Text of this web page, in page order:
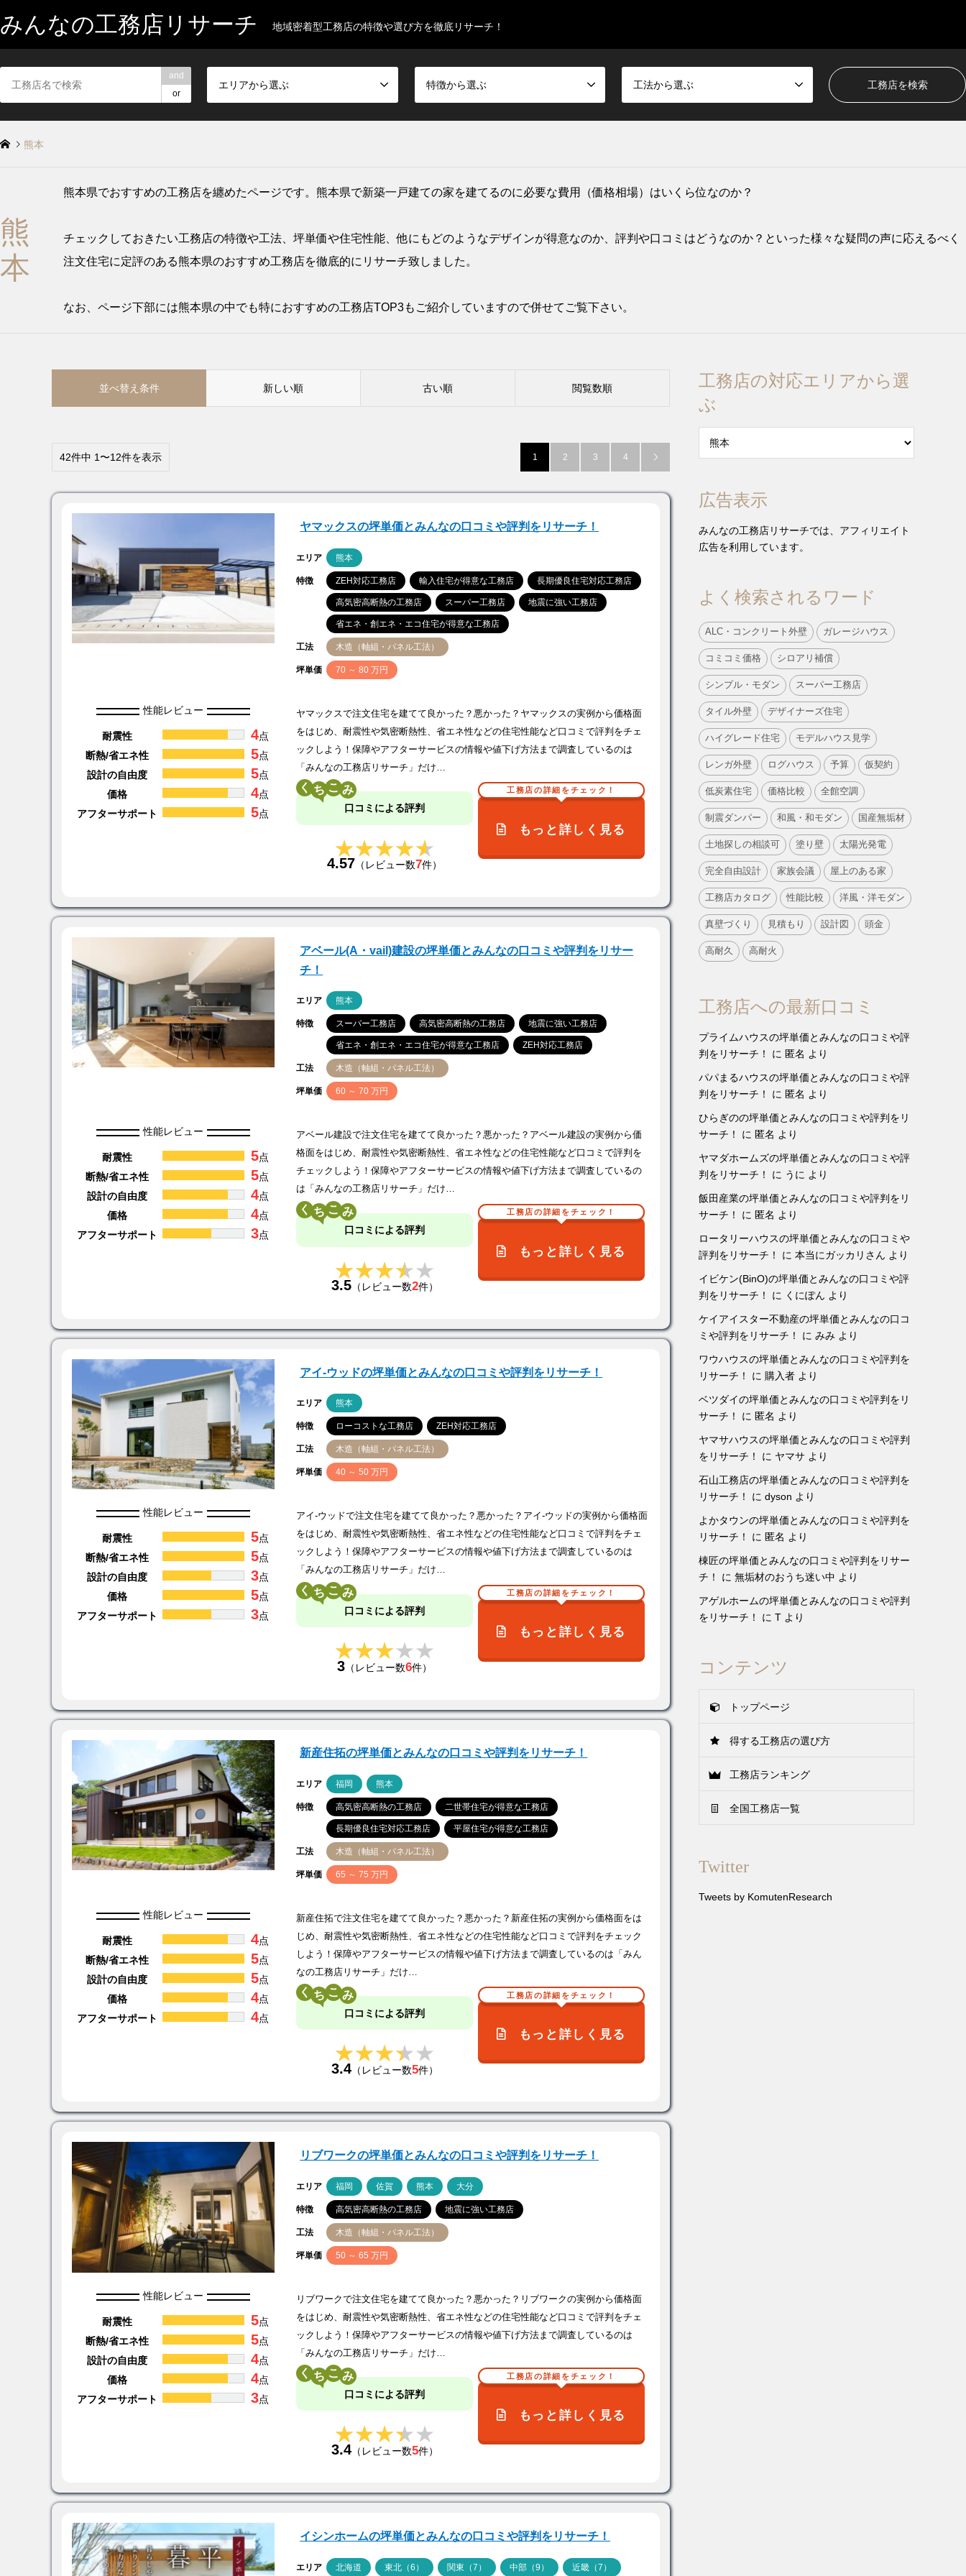
みんなの工務店リサーチ 地域密着型工務店の特徴や選び方を徹底リサーチ！
and
or
エリアから選ぶ 特徴から選ぶ 工法から選ぶ
熊本
熊
本
熊本県でおすすめの工務店を纏めたページです。熊本県で新築一戸建ての家を建てるのに必要な費用（価格相場）はいくら位なのか？
チェックしておきたい工務店の特徴や工法、坪単価や住宅性能、他にもどのようなデザインが得意なのか、評判や口コミはどうなのか？といった様々な疑問の声に応えるべく
注文住宅に定評のある熊本県のおすすめ工務店を徹底的にリサーチ致しました。
なお、ページ下部には熊本県の中でも特におすすめの工務店TOP3もご紹介していますので併せてご覧下さい。
並べ替え条件 新しい順 古い順 閲覧数順
42件中 1〜12件を表示 1 2 3 4 
ヤマックスの坪単価とみんなの口コミや評判をリサーチ！
エリア 熊本
特徴 ZEH対応工務店 輸入住宅が得意な工務店 長期優良住宅対応工務店
高気密高断熱の工務店 スーパー工務店 地震に強い工務店
省エネ・創エネ・エコ住宅が得意な工務店
工法 木造（軸組・パネル工法）
坪単価 70 ～ 80 万円
性能レビュー
耐震性 4点
断熱/省エネ性
5点
設計の自由度
5点
価格
4点
アフターサポート
5点
ヤマックスで注文住宅を建てて良かった？悪かった？ヤマックスの実例から価格面
をはじめ、耐震性や気密断熱性、省エネ性などの住宅性能など口コミで評判をチェ
ックしよう！保障やアフターサービスの情報や値下げ方法まで調査しているのは
「みんなの工務店リサーチ」だけ…
く こ
口コミによる評判
★★★★★
★★★★★
4.57 （レビュー数7件）
工務店の詳細をチェック！
もっと詳しく見る
アベール(A・vail)建設の坪単価とみんなの口コミや評判をリサー
チ！
エリア 熊本
特徴 スーパー工務店 高気密高断熱の工務店 地震に強い工務店
省エネ・創エネ・エコ住宅が得意な工務店 ZEH対応工務店
工法 木造（軸組・パネル工法）
坪単価 60 ～ 70 万円
性能レビュー
耐震性 5点
断熱/省エネ性
5点
設計の自由度
4点
価格
4点
アフターサポート
3点
アベール建設で注文住宅を建てて良かった？悪かった？アベール建設の実例から価
格面をはじめ、耐震性や気密断熱性、省エネ性などの住宅性能など口コミで評判を
チェックしよう！保障やアフターサービスの情報や値下げ方法まで調査しているの
は「みんなの工務店リサーチ」だけ…
く こ
口コミによる評判
★★★★★
★★★★★
3.5（レビュー数2件）
工務店の詳細をチェック！
もっと詳しく見る
アイ-ウッドの坪単価とみんなの口コミや評判をリサーチ！
エリア 熊本
特徴 ローコストな工務店 ZEH対応工務店
工法 木造（軸組・パネル工法）
坪単価 40 ～ 50 万円
性能レビュー
耐震性 5点
断熱/省エネ性
5点
設計の自由度
3点
価格
5点
アフターサポート
3点
アイ-ウッドで注文住宅を建てて良かった？悪かった？アイ-ウッドの実例から価格面
をはじめ、耐震性や気密断熱性、省エネ性などの住宅性能など口コミで評判をチェ
ックしよう！保障やアフターサービスの情報や値下げ方法まで調査しているのは
「みんなの工務店リサーチ」だけ…
く こ
口コミによる評判
★★★★★
★★★★★
3 （レビュー数6件）
工務店の詳細をチェック！
もっと詳しく見る
新産住拓の坪単価とみんなの口コミや評判をリサーチ！
エリア 福岡 熊本
特徴 高気密高断熱の工務店 二世帯住宅が得意な工務店
長期優良住宅対応工務店 平屋住宅が得意な工務店
工法 木造（軸組・パネル工法）
坪単価 65 ～ 75 万円
性能レビュー
耐震性 4点
断熱/省エネ性
5点
設計の自由度
5点
価格
4点
アフターサポート
4点
新産住拓で注文住宅を建てて良かった？悪かった？新産住拓の実例から価格面をは
じめ、耐震性や気密断熱性、省エネ性などの住宅性能など口コミで評判をチェック
しよう！保障やアフターサービスの情報や値下げ方法まで調査しているのは「みん
なの工務店リサーチ」だけ…
く こ
口コミによる評判
★★★★★
★★★★★
3.4（レビュー数5件）
工務店の詳細をチェック！
もっと詳しく見る
リブワークの坪単価とみんなの口コミや評判をリサーチ！
エリア 福岡 佐賀 熊本 大分
特徴 高気密高断熱の工務店 地震に強い工務店
工法 木造（軸組・パネル工法）
坪単価 50 ～ 65 万円
性能レビュー
耐震性 5点
断熱/省エネ性
5点
設計の自由度
4点
価格
4点
アフターサポート
3点
リブワークで注文住宅を建てて良かった？悪かった？リブワークの実例から価格面
をはじめ、耐震性や気密断熱性、省エネ性などの住宅性能など口コミで評判をチェ
ックしよう！保障やアフターサービスの情報や値下げ方法まで調査しているのは
「みんなの工務店リサーチ」だけ…
く こ
口コミによる評判
★★★★★
★★★★★
3.4（レビュー数5件）
工務店の詳細をチェック！
もっと詳しく見る
イシンホームの坪単価とみんなの口コミや評判をリサーチ！
エリア 北海道 東北（6） 関東（7） 中部（9） 近畿（7）
工務店の対応エリアから選
ぶ
広告表示
みんなの工務店リサーチでは、アフィリエイト
広告を利用しています。
よく検索されるワード
ALC・コンクリート外壁 ガレージハウス
コミコミ価格 シロアリ補償
シンプル・モダン スーパー工務店
タイル外壁 デザイナーズ住宅
ハイグレード住宅 モデルハウス見学
レンガ外壁 ログハウス 予算 仮契約
低炭素住宅 価格比較 全館空調
制震ダンパー 和風・和モダン 国産無垢材
土地探しの相談可 塗り壁 太陽光発電
完全自由設計 家族会議 屋上のある家
工務店カタログ 性能比較 洋風・洋モダン
真壁づくり 見積もり 設計図 頭金
高耐久 高耐火
工務店への最新口コミ
プライムハウスの坪単価とみんなの口コミや評
判をリサーチ！
に 匿名 より
パパまるハウスの坪単価とみんなの口コミや評
判をリサーチ！
に 匿名 より
ひらぎのの坪単価とみんなの口コミや評判をリ
サーチ！
に 匿名 より
ヤマダホームズの坪単価とみんなの口コミや評
判をリサーチ！
に うに より
飯田産業の坪単価とみんなの口コミや評判をリ
サーチ！
に 匿名 より
ロータリーハウスの坪単価とみんなの口コミや
評判をリサーチ！
に 本当にガッカリさん より
イビケン(BinO)の坪単価とみんなの口コミや評
判をリサーチ！
に くにぽん より
ケイアイスター不動産の坪単価とみんなの口コ
ミや評判をリサーチ！
に みみ より
ワウハウスの坪単価とみんなの口コミや評判を
リサーチ！
に 購入者 より
ベツダイの坪単価とみんなの口コミや評判をリ
サーチ！
に 匿名 より
ヤマサハウスの坪単価とみんなの口コミや評判
をリサーチ！
に ヤマサ より
石山工務店の坪単価とみんなの口コミや評判を
リサーチ！
に dyson より
よかタウンの坪単価とみんなの口コミや評判を
リサーチ！
に 匿名 より
棟匠の坪単価とみんなの口コミや評判をリサー
チ！
に 無垢材のおうち迷い中 より
アゲルホームの坪単価とみんなの口コミや評判
をリサーチ！
に T より
コンテンツ
トップページ
得する工務店の選び方
工務店ランキング
全国工務店一覧
Twitter
Tweets by KomutenResearch